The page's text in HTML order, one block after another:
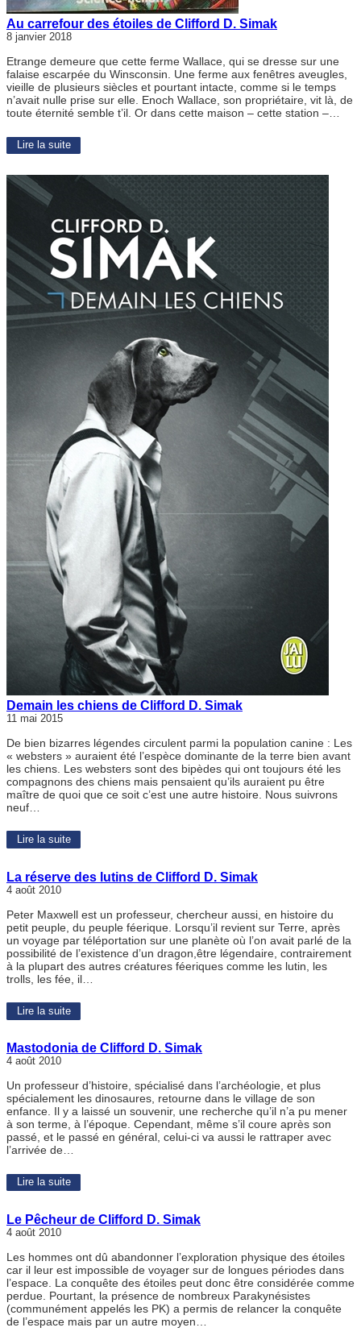
Au carrefour des étoiles de Clifford D. Simak
8 janvier 2018
Etrange demeure que cette ferme Wallace, qui se dresse sur une
falaise escarpée du Winsconsin. Une ferme aux fenêtres aveugles,
vieille de plusieurs siècles et pourtant intacte, comme si le temps
n’avait nulle prise sur elle. Enoch Wallace, son propriétaire, vit là, de
toute éternité semble t’il. Or dans cette maison – cette station –…
Lire la suite
Demain les chiens de Clifford D. Simak
11 mai 2015
De bien bizarres légendes circulent parmi la population canine : Les
« websters » auraient été l’espèce dominante de la terre bien avant
les chiens. Les websters sont des bipèdes qui ont toujours été les
compagnons des chiens mais pensaient qu’ils auraient pu être
maître de quoi que ce soit c’est une autre histoire. Nous suivrons
neuf…
Lire la suite
La réserve des lutins de Clifford D. Simak
4 août 2010
Peter Maxwell est un professeur, chercheur aussi, en histoire du
petit peuple, du peuple féerique. Lorsqu’il revient sur Terre, après
un voyage par téléportation sur une planète où l’on avait parlé de la
possibilité de l’existence d’un dragon,être légendaire, contrairement
à la plupart des autres créatures féeriques comme les lutin, les
trolls, les fée, il…
Lire la suite
Mastodonia de Clifford D. Simak
4 août 2010
Un professeur d’histoire, spécialisé dans l’archéologie, et plus
spécialement les dinosaures, retourne dans le village de son
enfance. Il y a laissé un souvenir, une recherche qu’il n’a pu mener
à son terme, à l’époque. Cependant, même s’il coure après son
passé, et le passé en général, celui-ci va aussi le rattraper avec
l’arrivée de…
Lire la suite
Le Pêcheur de Clifford D. Simak
4 août 2010
Les hommes ont dû abandonner l’exploration physique des étoiles
car il leur est impossible de voyager sur de longues périodes dans
l’espace. La conquête des étoiles peut donc être considérée comme
perdue. Pourtant, la présence de nombreux Parakynésistes
(communément appelés les PK) a permis de relancer la conquête
de l’espace mais par un autre moyen…